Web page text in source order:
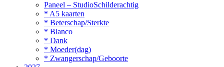
Paneel – StudioSchilderachtig
* A5 kaarten
* Beterschap/Sterkte
* Blanco
* Dank
* Moeder(dag)
* Zwangerschap/Geboorte